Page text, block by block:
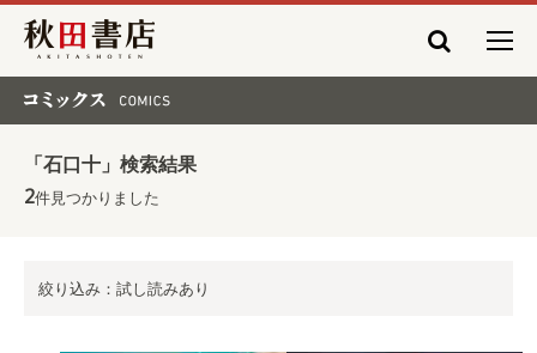
秋田書店
「石口十」検索結果
2件見つかりました
絞り込み：試し読みあり